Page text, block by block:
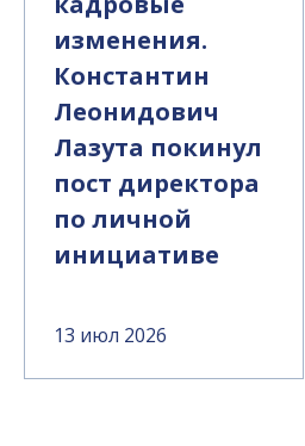
изменения.
Константин
Леонидович
Лазута покинул
пост директора
по личной
инициативе
13 июл 2026